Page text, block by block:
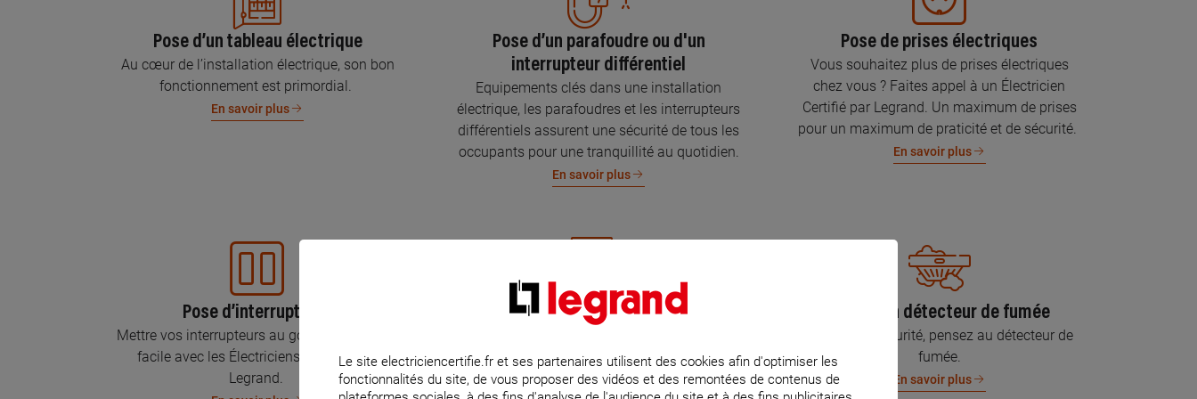
Pose d’un tableau électrique
Au cœur de l’installation électrique, son bon
fonctionnement est primordial.
En savoir plus
Pose d’un parafoudre ou d'un
interrupteur différentiel
Equipements clés dans une installation
électrique, les parafoudres et les interrupteurs
différentiels assurent une sécurité de tous les
occupants pour une tranquillité au quotidien.
En savoir plus
Pose de prises électriques
Vous souhaitez plus de prises électriques
chez vous ? Faites appel à un Électricien
Certifié par Legrand. Un maximum de prises
pour un maximum de praticité et de sécurité.
En savoir plus
Pose d’interrupteurs
Mettre vos interrupteurs au goût du jour, c’est
facile avec les Électriciens Certifiés par
Legrand.
Mise aux normes de l’installation
Parce que l’électricité implique la sécurité et la
protection de votre famille et de vos biens,
Pose d’un détecteur de fumée
Pour votre sécurité, pensez au détecteur de
fumée.
En savoir plus
Le site electriciencertifie.fr et ses partenaires utilisent des cookies afin d'optimiser les
fonctionnalités du site, de vous proposer des vidéos et des remontées de contenus de